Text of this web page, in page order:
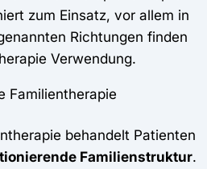
zum Einsatz, vor allem in
Richtungen finden
Verwendung.
Familientherapie
behandelt Patienten
Familienstruktur.